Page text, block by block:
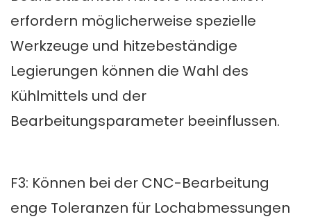
erfordern möglicherweise spezielle
Werkzeuge und hitzebeständige
Legierungen können die Wahl des
Kühlmittels und der
Bearbeitungsparameter beeinflussen.
F3: Können bei der CNC-Bearbeitung
enge Toleranzen für Lochabmessungen